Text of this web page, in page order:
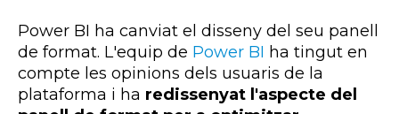
Power BI ha canviat el disseny del seu panell
de format. L'equip de Power BI ha tingut en
compte les opinions dels usuaris de la
plataforma i ha redissenyat l'aspecte del